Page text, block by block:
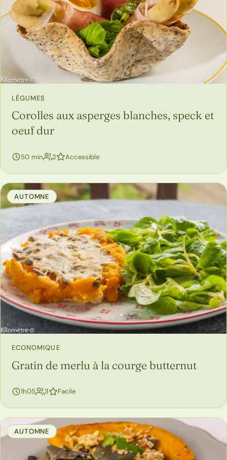
LÉGUMES
Corolles aux asperges blanches, speck et
oeuf dur
50 min 2personnes
Accessible
AUTOMNE
ECONOMIQUE
Gratin de merlu à la courge butternut
1h05 3personnes
Facile
AUTOMNE